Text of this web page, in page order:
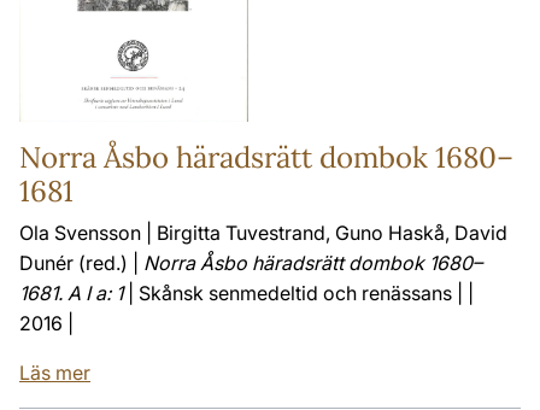
Norra Åsbo häradsrätt dombok 1680–
1681
Ola Svensson | Birgitta Tuvestrand, Guno Haskå, David
Dunér (red.) | Norra Åsbo häradsrätt dombok 1680–
1681. A I a: 1| Skånsk senmedeltid och renässans | |
2016 |
Läs mer